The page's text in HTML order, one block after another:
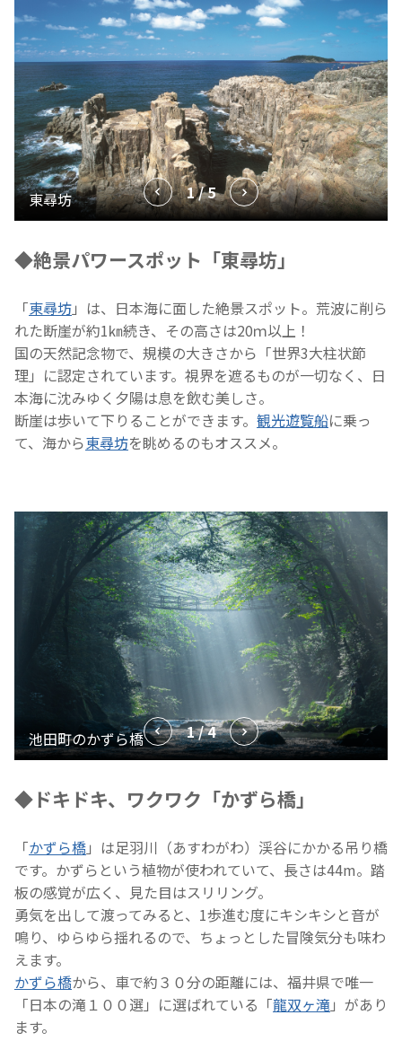
1 / 5
◆絶景パワースポット「東尋坊」
「東尋坊」は、日本海に面した絶景スポット。荒波に削ら
れた断崖が約1㎞続き、その高さは20ｍ以上！
国の天然記念物で、規模の大きさから「世界3大柱状節
理」に認定されています。視界を遮るものが一切なく、日
本海に沈みゆく夕陽は息を飲む美しさ。
断崖は歩いて下りることができます。 観光遊覧船に乗っ
て、海から東尋坊を眺めるのもオススメ。
1 / 4
◆ドキドキ、ワクワク「かずら橋」
「かずら橋」は足羽川（あすわがわ）渓谷にかかる吊り橋
です。かずらという植物が使われていて、長さは44m。踏
板の感覚が広く、見た目はスリリング。
勇気を出して渡ってみると、1歩進む度にキシキシと音が
鳴り、ゆらゆら揺れるので、ちょっとした冒険気分も味わ
えます。
かずら橋から、車で約３０分の距離には、福井県で唯一
「日本の滝１００選」に選ばれている「龍双ヶ滝 」があり
ます。